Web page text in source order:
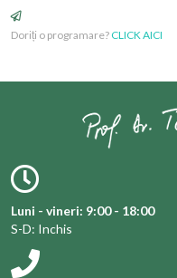
Doriți o programare? CLICK AICI
Luni - vineri: 9:00 - 18:00
S-D: Inchis